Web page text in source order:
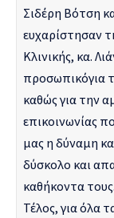
Σιδέρη Βότση
ευχαρίστησαν
Κλινικής, κα.
προσωπικόγια
καθώς για την
επικοινωνίας
μας η δύναμη
δύσκολο και
καθήκοντα τους.
Τέλος, για όλα